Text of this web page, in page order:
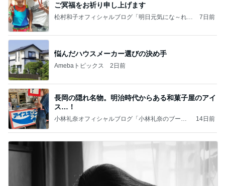
ご冥福をお祈り申し上げます
松村和子オフィシャルブログ「明日元気にな～れ」
7日前
悩んだハウスメーカー選びの決め手
Amebaトピックス 2日前
長岡の隠れ名物。明治時代からある和菓子屋のアイ
ス…！
小林礼奈オフィシャルブログ「小林礼奈のブーブ
14日前